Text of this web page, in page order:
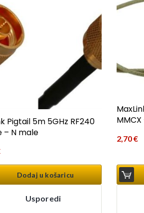
Pigtail 5m 5GHz RF240
– N male
Dodaj u košaricu
Usporedi
2,70€